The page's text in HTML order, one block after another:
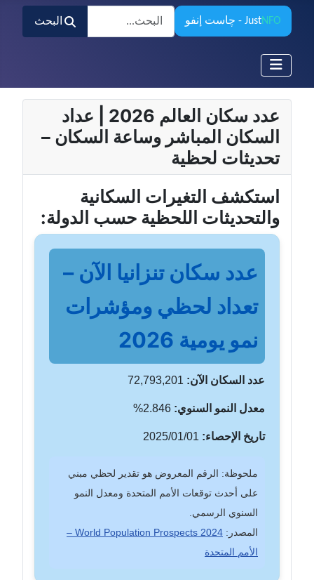
JustNFO - چاست إنفو
البحث
البحث
عدد سكان العالم 2026 | عداد
السكان المباشر وساعة السكان –
تحديثات لحظية
استكشف التغيرات السكانية
والتحديثات اللحظية حسب الدولة:
عدد سكان تنزانيا الآن –
تعداد لحظي ومؤشرات
نمو يومية 2026
عدد السكان الآن: 72,793,201
معدل النمو السنوي:
تاريخ الإحصاء:
ملحوظة: الرقم المعروض هو تقدير لحظي مبني
على أحدث توقعات الأمم المتحدة ومعدل النمو
السنوي الرسمي.
المصدر:
World Population Prospects 2024 –
الأمم المتحدة